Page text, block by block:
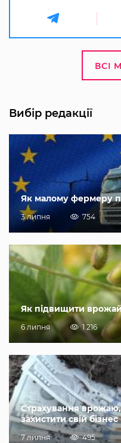
ВСІ
Вибір редакції
Як малому фермеру
3 липня 754
Як підвищити
6 липня 1 216
Страхування
захистити свій бізнес
7 липня 495